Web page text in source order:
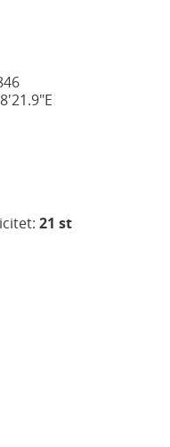
21 st